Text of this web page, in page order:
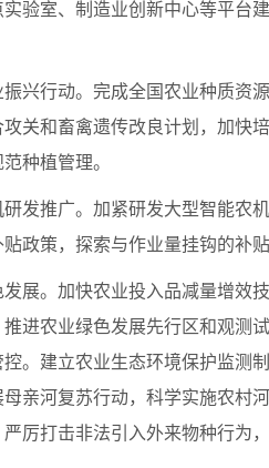
验室、制造业创新中心等平台
振兴行动。完成全国农业种质
关和畜禽遗传改良计划，加快
种植管理。
研发推广。加紧研发大型智能
政策，探索与作业量挂钩的补
发展。加快农业投入品减量增
进农业绿色发展先行区和观测
。建立农业生态环境保护监测
亲河复苏行动，科学实施农村
厉打击非法引入外来物种行为